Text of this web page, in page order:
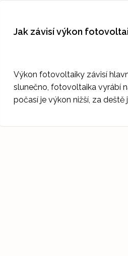
Jak závisí výkon
Výkon fotovoltaiky závisí
slunečno, fotovoltaika vyrábí
počasí je výkon nižší, za deště